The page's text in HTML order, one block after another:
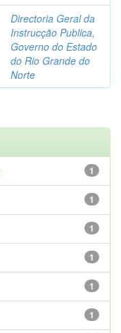
Directoria Geral da
Instrucção Publica,
Governo do Estado
do Rio Grande do
Norte
1
1
1
1
1
1